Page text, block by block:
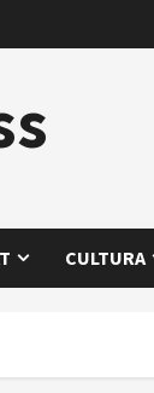
CULTURA